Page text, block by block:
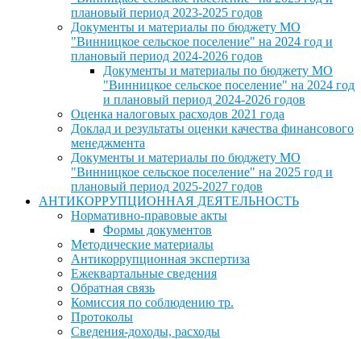
плановый период 2023-2025 годов
Документы и материалы по бюджету МО
"Винницкое сельское поселение" на 2024 год и
плановый период 2024-2026 годов
Документы и материалы по бюджету МО
"Винницкое сельское поселение" на 2024 год
и плановый период 2024-2026 годов
Оценка налоговых расходов 2021 года
Доклад и результаты оценки качества финансового
менеджмента
Документы и материалы по бюджету МО
"Винницкое сельское поселение" на 2025 год и
плановый период 2025-2027 годов
АНТИКОРРУПЦИОННАЯ ДЕЯТЕЛЬНОСТЬ
Нормативно-правовые акты
Формы документов
Методические материалы
Антикоррупционная экспертиза
Ежеквартальные сведения
Обратная связь
Комиссия по соблюдению тр.
Протоколы
Сведения-доходы, расходы